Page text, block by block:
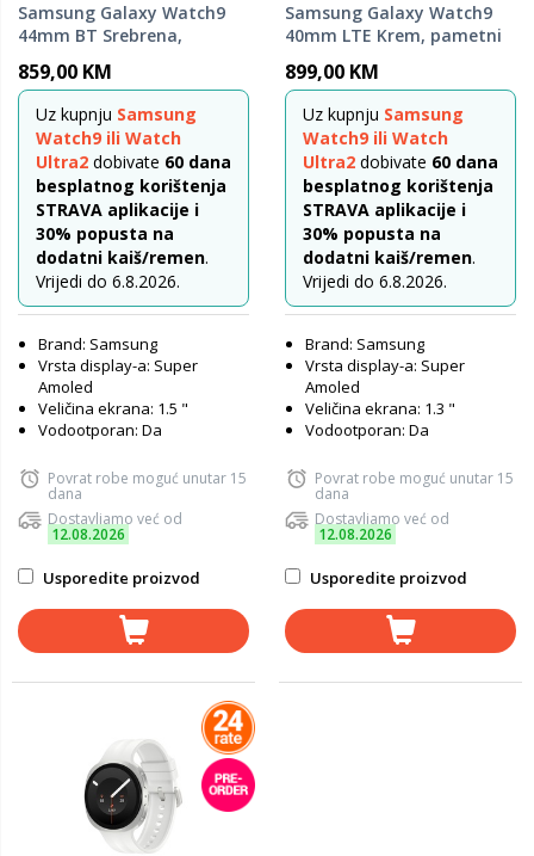
Samsung Galaxy Watch9
44mm BT Srebrena,
859,00 KM
Uz kupnju Samsung
Watch9 ili Watch
Ultra2 dobivate 60 dana
besplatnog korištenja
STRAVA aplikacije i
30% popusta na
dodatni kaiš/remen.
Vrijedi do 6.8.2026.
Brand: Samsung
Vrsta display-a: Super
Amoled
Veličina ekrana: 1.5 "
Vodootporan: Da
Povrat robe moguć unutar 15
dana
Dostavljamo već od
12.08.2026
Usporedite proizvod
Samsung Galaxy Watch9
40mm LTE Krem, pametni
899,00 KM
Uz kupnju Samsung
Watch9 ili Watch
Ultra2 dobivate 60 dana
besplatnog korištenja
STRAVA aplikacije i
30% popusta na
dodatni kaiš/remen.
Vrijedi do 6.8.2026.
Brand: Samsung
Vrsta display-a: Super
Amoled
Veličina ekrana: 1.3 "
Vodootporan: Da
Povrat robe moguć unutar 15
dana
Dostavljamo već od
12.08.2026
Usporedite proizvod